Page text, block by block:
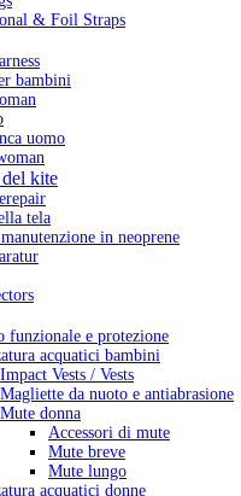
& Foil Straps
bambini
uomo
kite
tela
in neoprene
funzionale e protezione
acquatici bambini
Impact Vests / Vests
Magliette da nuoto e antiabrasione
Mute donna
Accessori di mute
Mute breve
Mute lungo
acquatici donne